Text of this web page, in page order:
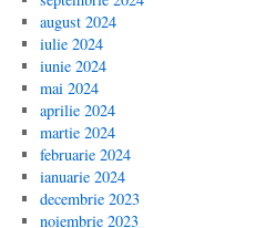
august 2024
iulie 2024
iunie 2024
mai 2024
aprilie 2024
martie 2024
februarie 2024
ianuarie 2024
decembrie 2023
noiembrie 2023